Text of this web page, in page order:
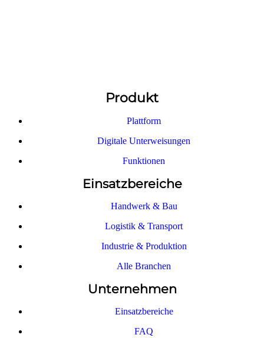
Produkt
Plattform
Digitale Unterweisungen
Funktionen
Einsatzbereiche
Handwerk & Bau
Logistik & Transport
Industrie & Produktion
Alle Branchen
Unternehmen
Einsatzbereiche
FAQ